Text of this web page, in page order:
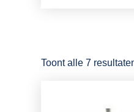
Toont alle 7